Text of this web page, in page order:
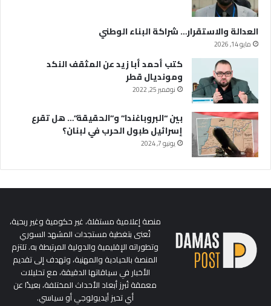
العدالة والاستقرار… شراكة البناء الوطني
مايو 14, 2026
كتب أحمد أبا زيد عن المثقف النكد
ومونديال قطر
نوفمبر 25, 2022
بين “البروباغندا” و”الحقيقة”… هل تقرع
إسرائيل طبول الحرب في لبنان؟
يونيو 7, 2024
منصة إعلامية مستقلة، غير حكومية وغير ربحية،
تُعنى بتغطية مستجدات المشهد السوري
وتطوراته الإقليمية والدولية المرتبطة به. تلتزم
المنصة بالحيادية والمهنية، وتهدف إلى تقديم
الأخبار في سياقاتها الدقيقة، مع تحليلات
معمقة تُبرز أبعاد الأحداث المختلفة، بعيدًا عن
أي تحيز أيديولوجي أو سياسي.